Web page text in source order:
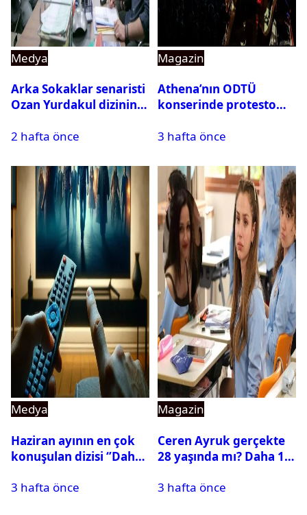
Medya
Arka Sokaklar senaristi
Ozan Yurdakul dizinin
2 hafta önce
Magazin
Athena’nın ODTÜ
konserinde protesto
3 hafta önce
Medya
Haziran ayının en çok
konuşulan dizisi ‘’Daha
3 hafta önce
Magazin
Ceren Ayruk gerçekte
28 yaşında mı? Daha 17
3 hafta önce